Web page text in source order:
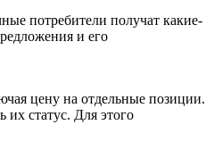
потребители получат какие-
и его
цену на отдельные позиции.
их статус. Для этого